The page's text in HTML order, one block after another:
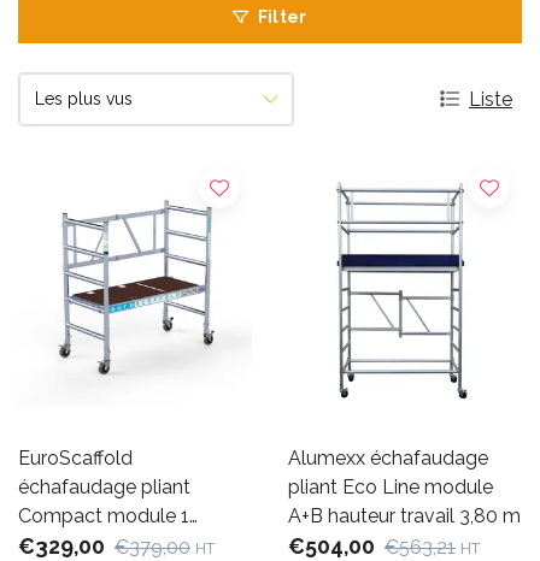
Filter
Liste
EuroScaffold
échafaudage pliant
Compact module 1
hauteur travail 3 m
€329,00 €379,00 HT
Alumexx échafaudage
pliant Eco Line module
A+B hauteur travail 3,80 m
€504,00 €563,21 HT